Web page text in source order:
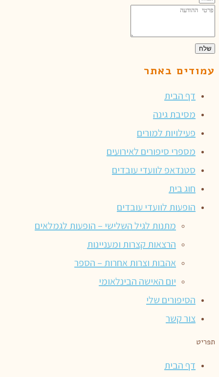
שלח
עמודים באתר
דף הבית
מסיבת גינה
פעילויות למורים
מספרי סיפורים לאירועים
סטנדאפ לוועדי עובדים
חוג בית
הופעות לוועדי עובדים
מתנות לגיל השלישי – הופעות לגמלאים
הרצאות קצרות ומעניינות
אהבות וצרות אחרות – הספר
יום האישה הבינלאומי
הסיפורים שלי
צור קשר
תפריט
דף הבית